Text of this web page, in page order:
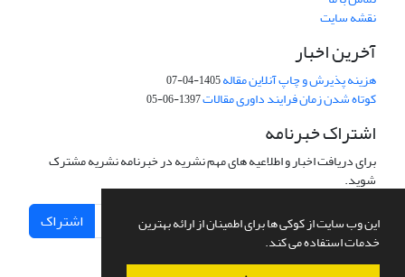
این وب سایت از کوکی ها برای اطمینان از ارائه بهترین
خدمات استفاده می کند.
نقشه سایت
آخرین اخبار
هزینه پذیرش و چاپ آنلاین مقاله1405-04-07
کوتاه شدن زمان فرایند داوری مقالات1397-06-05
اشتراک خبرنامه
برای دریافت اخبار و اطلاعیه های مهم نشریه در خبرنامه نشریه مشترک
شوید.
اشتراک